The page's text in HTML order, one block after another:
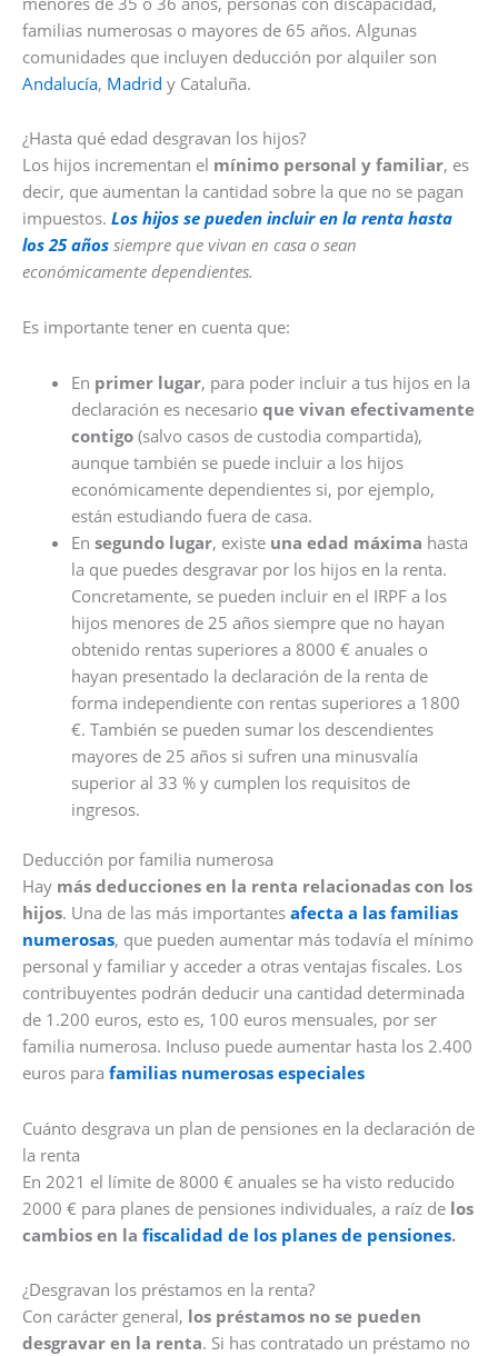
familias numerosas o mayores de 65 años. Algunas
comunidades que incluyen deducción por alquiler son
Andalucía, Madrid y Cataluña.
¿Hasta qué edad desgravan los hijos?
Los hijos incrementan el mínimo personal y familiar, es
decir, que aumentan la cantidad sobre la que no se pagan
impuestos. Los hijos se pueden incluir en la renta hasta
los 25 años siempre que vivan en casa o sean
económicamente dependientes.
Es importante tener en cuenta que:
En primer lugar, para poder incluir a tus hijos en la
declaración es necesario que vivan efectivamente
contigo(salvo casos de custodia compartida),
aunque también se puede incluir a los hijos
económicamente dependientes si, por ejemplo,
están estudiando fuera de casa.
En segundo lugar, existe una edad máxima hasta
la que puedes desgravar por los hijos en la renta.
Concretamente, se pueden incluir en el IRPF a los
hijos menores de 25 años siempre que no hayan
obtenido rentas superiores a 8000 € anuales o
hayan presentado la declaración de la renta de
forma independiente con rentas superiores a 1800
€. También se pueden sumar los descendientes
mayores de 25 años si sufren una minusvalía
superior al 33 % y cumplen los requisitos de
ingresos.
Deducción por familia numerosa
Hay más deducciones en la renta relacionadas con los
hijos. Una de las más importantes afecta a las familias
numerosas, que pueden aumentar más todavía el mínimo
personal y familiar y acceder a otras ventajas fiscales. Los
contribuyentes podrán deducir una cantidad determinada
de 1.200 euros, esto es, 100 euros mensuales, por ser
familia numerosa. Incluso puede aumentar hasta los 2.400
euros para familias numerosas especiales
Cuánto desgrava un plan de pensiones en la declaración de
la renta
En 2021 el límite de 8000 € anuales se ha visto reducido
2000 € para planes de pensiones individuales, a raíz de los
cambios en la fiscalidad de los planes de pensiones.
¿Desgravan los préstamos en la renta?
Con carácter general, los préstamos no se pueden
desgravar en la renta. Si has contratado un préstamo no